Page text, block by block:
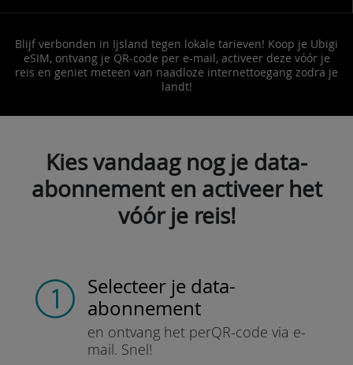
Blijf verbonden in Ijsland tegen lokale tarieven! Koop je Ubigi
eSIM, ontvang je QR-code per e-mail, activeer deze vóór je
reis en geniet meteen van naadloze internettoegang zodra je
landt!
Kies vandaag nog je data-
abonnement en activeer het
vóór je reis!
Selecteer je data-
abonnement
en ontvang het perQR-code via e-
mail. Snel!